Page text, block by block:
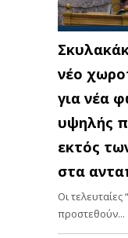
νέο
για νέα
υψηλής
εκτός
στα
Οι τελευταίες
προστεθούν...